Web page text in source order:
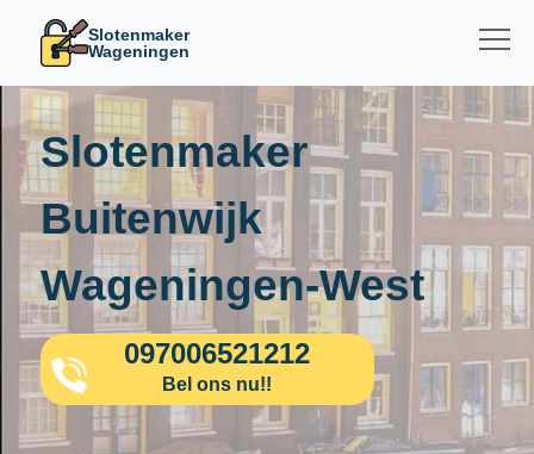
Slotenmaker
Wageningen
Slotenmaker
Buitenwijk
Wageningen-West
097006521212
Bel ons nu!!